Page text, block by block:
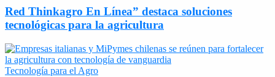
Red Thinkagro En Línea” destaca soluciones
tecnológicas para la agricultura
Tecnología para el Agro